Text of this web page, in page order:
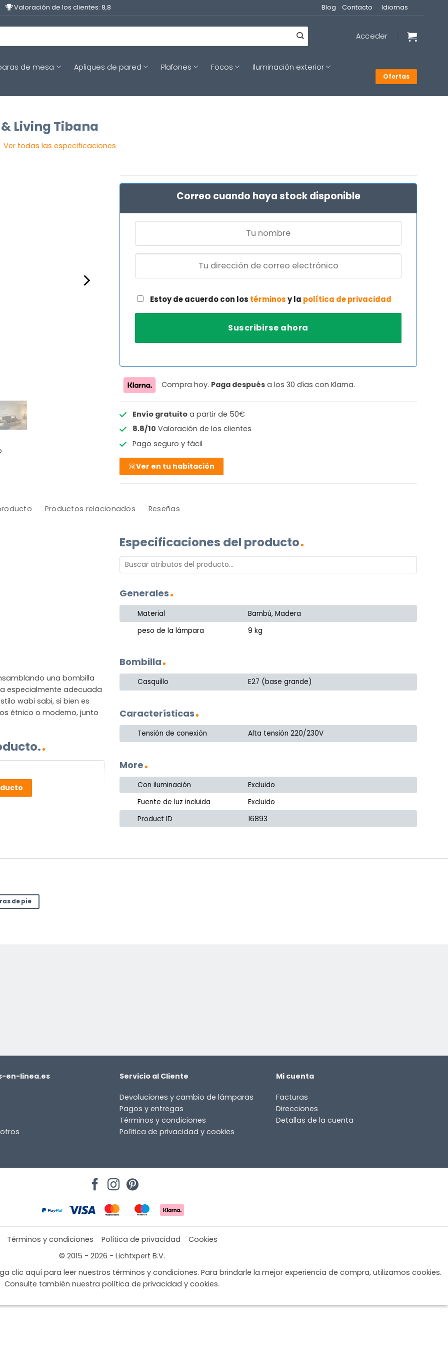
Valoración de los clientes: 8,8 Blog Contacto Idiomas
Acceder
de mesa Apliques de pared Plafones Focos
Iluminación exterior
Ofertas
Living Tibana
Ver todas las especificaciones
Correo cuando haya stock disponible
Estoy de acuerdo con los términosy la política de privacidad
Compra hoy. Paga después a los 30 días con Klarna.
Envío gratuitoa partir de 50€
8.8/10 Valoración de los clientes
Pago seguro y fácil
Ver en tu habitación
Productos relacionados Reseñas
una bombilla
especialmente adecuada
wabi sabi, si bien es
étnico o moderno, junto
Especificaciones del producto
Generales
Material
Bambú, Madera
peso de la lámpara
9 kg
Bombilla
Casquillo E27 (base grande)
Características
Tensión de conexión Alta tensión 220/230V
More
Con iluminación
Excluido
Fuente de luz incluida
Excluido
Product ID
16893
de pie
en-linea.es Servicio al Cliente
Devoluciones y cambio de lámparas
Pagos y entregas
Términos y condiciones
Política de privacidad y cookies
Mi cuenta
Facturas
Direcciones
Detallas de la cuenta
Términos y condiciones Política de privacidad
Cookies
© 2015 - 2026 - Lichtxpert B.V.
clic aquí para leer nuestros términos y condiciones. Para brindarle la mejor experiencia de compra, utilizamos cookies.
Consulte también nuestra política de privacidad y cookies.